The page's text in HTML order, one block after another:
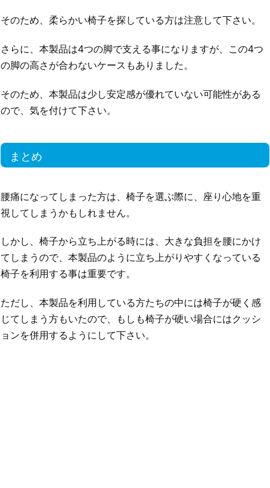
そのため、柔らかい椅子を探している方は注意して下さい。
さらに、本製品は4つの脚で支える事になりますが、この4つ
の脚の高さが合わないケースもありました。
そのため、本製品は少し安定感が優れていない可能性がある
ので、気を付けて下さい。
まとめ
腰痛になってしまった方は、椅子を選ぶ際に、座り心地を重
視してしまうかもしれません。
しかし、椅子から立ち上がる時には、大きな負担を腰にかけ
てしまうので、本製品のように立ち上がりやすくなっている
椅子を利用する事は重要です。
ただし、本製品を利用している方たちの中には椅子が硬く感
じてしまう方もいたので、もしも椅子が硬い場合にはクッシ
ョンを併用するようにして下さい。